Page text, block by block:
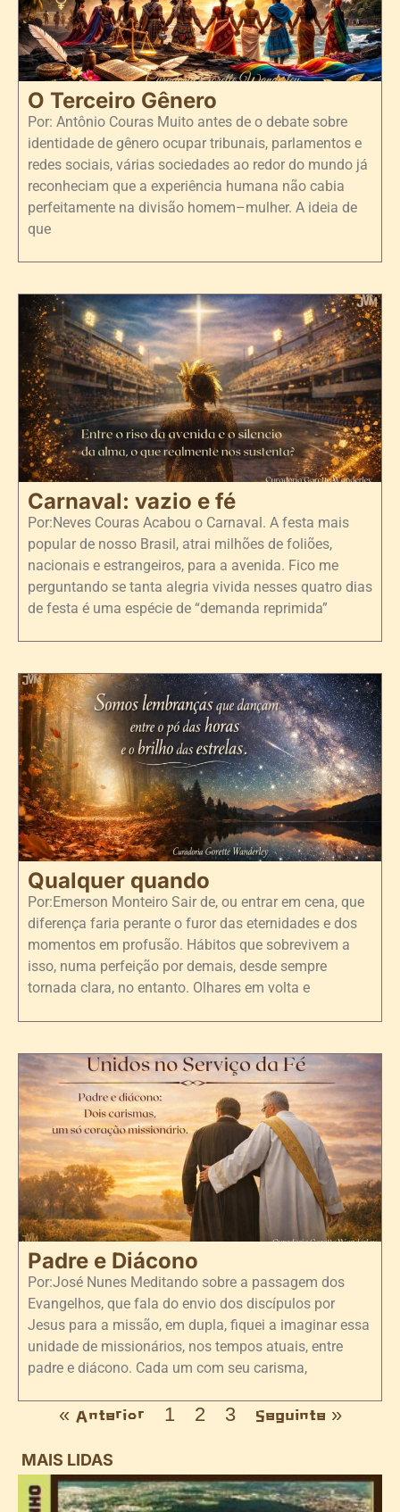
O Terceiro Gênero
Por: Antônio Couras Muito antes de o debate sobre
identidade de gênero ocupar tribunais, parlamentos e
redes sociais, várias sociedades ao redor do mundo já
reconheciam que a experiência humana não cabia
perfeitamente na divisão homem–mulher. A ideia de
que
Carnaval: vazio e fé
Por:Neves Couras Acabou o Carnaval. A festa mais
popular de nosso Brasil, atrai milhões de foliões,
nacionais e estrangeiros, para a avenida. Fico me
perguntando se tanta alegria vivida nesses quatro dias
de festa é uma espécie de “demanda reprimida”
Qualquer quando
Por:Emerson Monteiro Sair de, ou entrar em cena, que
diferença faria perante o furor das eternidades e dos
momentos em profusão. Hábitos que sobrevivem a
isso, numa perfeição por demais, desde sempre
tornada clara, no entanto. Olhares em volta e
Padre e Diácono
Por:José Nunes Meditando sobre a passagem dos
Evangelhos, que fala do envio dos discípulos por
Jesus para a missão, em dupla, fiquei a imaginar essa
unidade de missionários, nos tempos atuais, entre
padre e diácono. Cada um com seu carisma,
« Anterior 1 2 3 Seguinte »
MAIS LIDAS